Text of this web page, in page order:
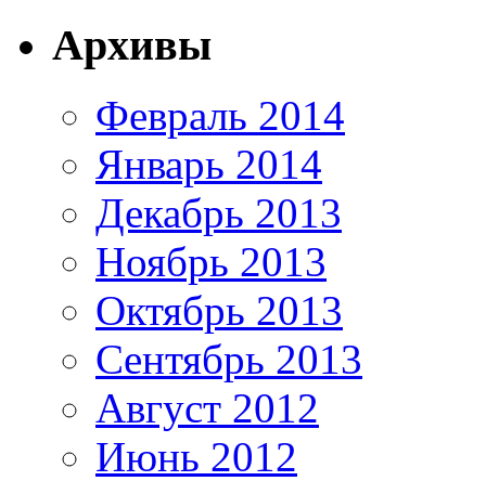
Архивы
Февраль 2014
Январь 2014
Декабрь 2013
Ноябрь 2013
Октябрь 2013
Сентябрь 2013
Август 2012
Июнь 2012